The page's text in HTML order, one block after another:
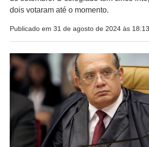
dois votaram até o momento.
Publicado em 31 de agosto de 2024 às 18:13